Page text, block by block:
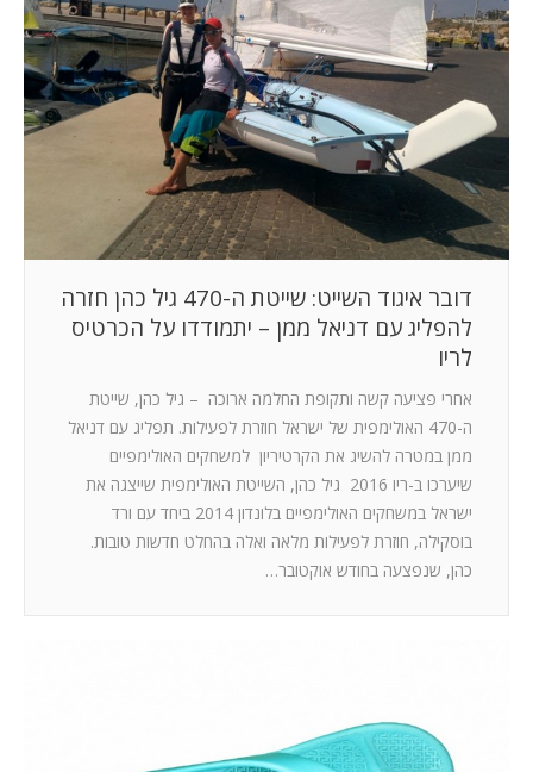
דובר איגוד השייט: שייטת ה-470 גיל כהן חזרה
להפליג עם דניאל ממן – יתמודדו על הכרטיס
לריו
אחרי פציעה קשה ותקופת החלמה ארוכה – גיל כהן, שייטת
ה-470 האולימפית של ישראל חוזרת לפעילות. תפליג עם דניאל
ממן במטרה להשיג את הקרטיריון למשחקים האולימפיים
שיערכו ב-ריו 2016 גיל כהן, השייטת האולימפית שייצגה את
ישראל במשחקים האולימפיים בלונדון 2014 ביחד עם ורד
בוסקילה, חוזרת לפעילות מלאה ואלה בהחלט חדשות טובות.
כהן, שנפצעה בחודש אוקטובר…